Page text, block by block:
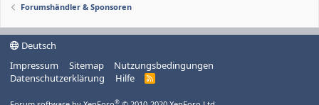
Forumshändler & Sponsoren
Deutsch
Impressum
Sitemap
Nutzungsbedingungen
Datenschutzerklärung
Hilfe
R
®